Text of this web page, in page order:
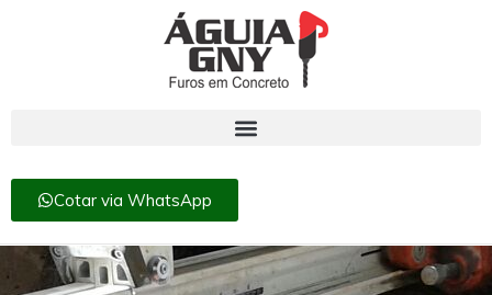
Cotar via WhatsApp